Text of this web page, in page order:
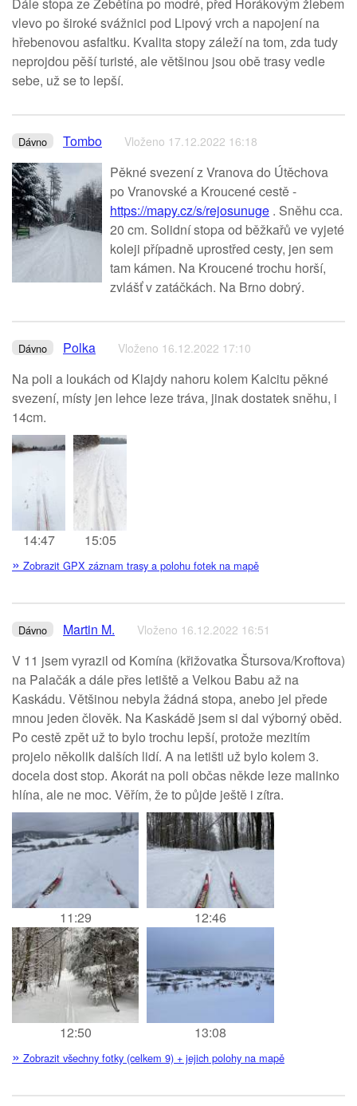
vlevo po široké svážnici pod Lipový vrch a napojení na
hřebenovou asfaltku. Kvalita stopy záleží na tom, zda tudy
neprojdou pěší turisté, ale většinou jsou obě trasy vedle
sebe, už se to lepší.
Dávno Tombo Vloženo 17.12.2022 16:18
Pěkné svezení z Vranova do Útěchova
po Vranovské a Kroucené cestě -
https://mapy.cz/s/rejosunuge . Sněhu cca.
20 cm. Solidní stopa od běžkařů ve vyjeté
koleji případně uprostřed cesty, jen sem
tam kámen. Na Kroucené trochu horší,
zvlášť v zatáčkách. Na Brno dobrý.
Dávno Polka Vloženo 16.12.2022 17:10
Na poli a loukách od Klajdy nahoru kolem Kalcitu pěkné
svezení, místy jen lehce leze tráva, jinak dostatek sněhu, i
14cm.
14:47 15:05
» Zobrazit GPX záznam trasy a polohu fotek na mapě
Dávno Martin M. Vloženo 16.12.2022 16:51
V 11 jsem vyrazil od Komína (křižovatka Štursova/Kroftova)
na Palačák a dále přes letiště a Velkou Babu až na
Kaskádu. Většinou nebyla žádná stopa, anebo jel přede
mnou jeden člověk. Na Kaskádě jsem si dal výborný oběd.
Po cestě zpět už to bylo trochu lepší, protože mezitím
projelo několik dalších lidí. A na letišti už bylo kolem 3.
docela dost stop. Akorát na poli občas někde leze malinko
hlína, ale ne moc. Věřím, že to půjde ještě i zítra.
11:29 12:46
12:50 13:08
» Zobrazit všechny fotky (celkem 9) + jejich polohy na mapě